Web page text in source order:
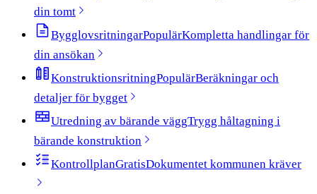
din tomt
BygglovsritningarPopulärKompletta handlingar för
din ansökan
KonstruktionsritningPopulärBeräkningar och
detaljer för bygget
Utredning av bärande väggTrygg håltagning i
bärande konstruktion
KontrollplanGratisDokumentet kommunen kräver